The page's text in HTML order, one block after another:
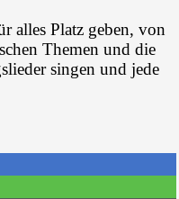
alles Platz geben, von
Themen und die
singen und jede